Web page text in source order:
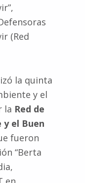
(Red
la quinta
y el
la Red de
y el Buen
fueron
“Berta